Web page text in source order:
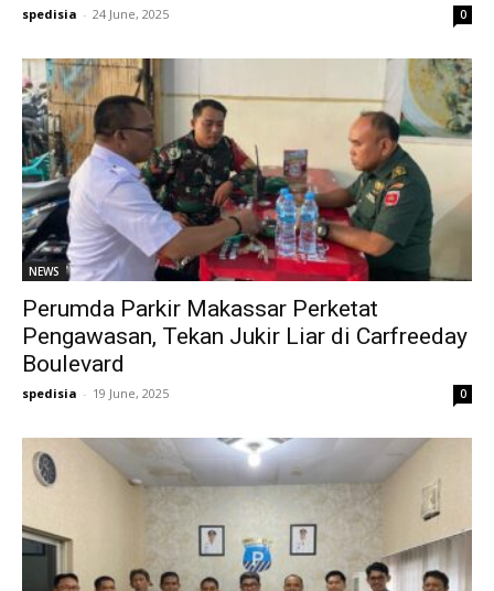
spedisia - 24 June, 2025 0
NEWS
Perumda Parkir Makassar Perketat
Pengawasan, Tekan Jukir Liar di Carfreeday
Boulevard
spedisia - 19 June, 2025 0